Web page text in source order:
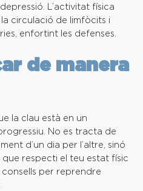
L’activitat física
circulació de limfòcits i
enfortint les defenses.
de manera
la clau està en un
No es tracta de
d’un dia per l’altre, sinó
respecti el teu estat físic
per reprendre